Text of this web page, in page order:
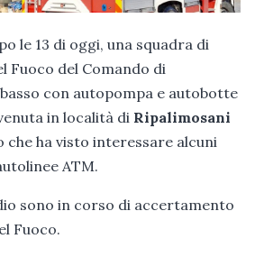
le 13 di oggi, una squadra di
Fuoco del Comando di
con autopompa e autobotte
in località di Ripalimosani
che ha visto interessare alcuni
ATM.
sono in corso di accertamento
Fuoco.